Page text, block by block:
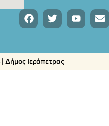
Δήμος Ιεράπετρας